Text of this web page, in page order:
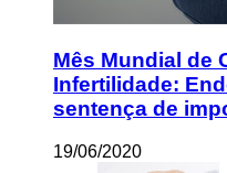
Mês Mundial de
Infertilidade:
sentença de
19/06/2020